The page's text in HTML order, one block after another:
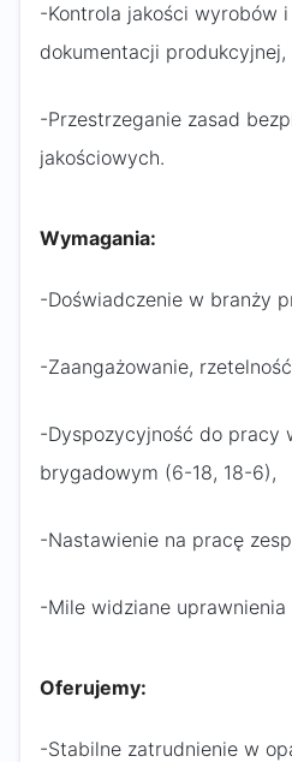
-Kontrola jakości wyrobów
dokumentacji produkcyjnej,
-Przestrzeganie zasad
jakościowych.
Wymagania:
-Doświadczenie w branży
-Zaangażowanie,
-Dyspozycyjność do pracy
brygadowym (6-18, 18-6),
-Nastawienie na pracę
-Mile widziane uprawnienia
Oferujemy:
-Stabilne zatrudnienie w